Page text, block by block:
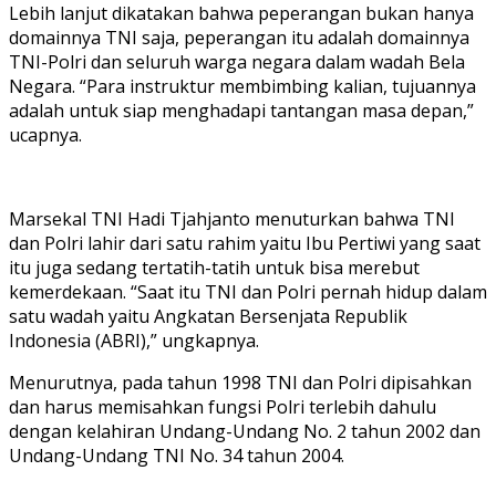
Lebih lanjut dikatakan bahwa peperangan bukan hanya
domainnya TNI saja, peperangan itu adalah domainnya
TNI-Polri dan seluruh warga negara dalam wadah Bela
Negara. “Para instruktur membimbing kalian, tujuannya
adalah untuk siap menghadapi tantangan masa depan,”
ucapnya.
Marsekal TNI Hadi Tjahjanto menuturkan bahwa TNI
dan Polri lahir dari satu rahim yaitu Ibu Pertiwi yang saat
itu juga sedang tertatih-tatih untuk bisa merebut
kemerdekaan. “Saat itu TNI dan Polri pernah hidup dalam
satu wadah yaitu Angkatan Bersenjata Republik
Indonesia (ABRI),” ungkapnya.
Menurutnya, pada tahun 1998 TNI dan Polri dipisahkan
dan harus memisahkan fungsi Polri terlebih dahulu
dengan kelahiran Undang-Undang No. 2 tahun 2002 dan
Undang-Undang TNI No. 34 tahun 2004.